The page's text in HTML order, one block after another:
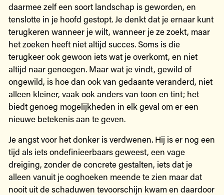
daarmee zelf een soort landschap is geworden, en
tenslotte in je hoofd gestopt. Je denkt dat je ernaar kunt
terugkeren wanneer je wilt, wanneer je ze zoekt, maar
het zoeken heeft niet altijd succes. Soms is die
terugkeer ook gewoon iets wat je overkomt, en niet
altijd naar genoegen. Maar wat je vindt, gewild of
ongewild, is hoe dan ook van gedaante veranderd, niet
alleen kleiner, vaak ook anders van toon en tint; het
biedt genoeg mogelijkheden in elk geval om er een
nieuwe betekenis aan te geven.
Je angst voor het donker is verdwenen. Hij is er nog een
tijd als iets ondefinieerbaars geweest, een vage
dreiging, zonder de concrete gestalten, iets dat je
alleen vanuit je ooghoeken meende te zien maar dat
nooit uit de schaduwen tevoorschijn kwam en daardoor